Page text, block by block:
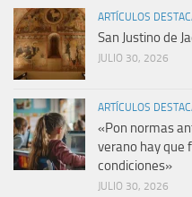
ARTÍCULOS
San Justino de
JULIO 30, 2026
ARTÍCULOS
«Pon normas
verano hay que
condiciones»
JULIO 30, 2026